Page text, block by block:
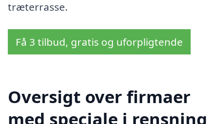
træterrasse.
Få 3 tilbud, gratis og uforpligtende
Oversigt over firmaer
med speciale i rensning